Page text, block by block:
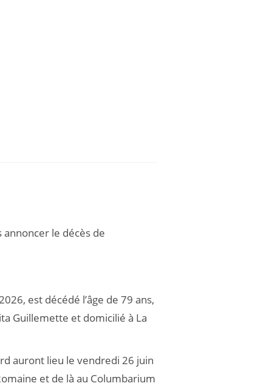
annoncer le décès de
est décédé l’âge de 79 ans,
Guillemette et domicilié à La
auront lieu le vendredi 26 juin
et de là au Columbarium